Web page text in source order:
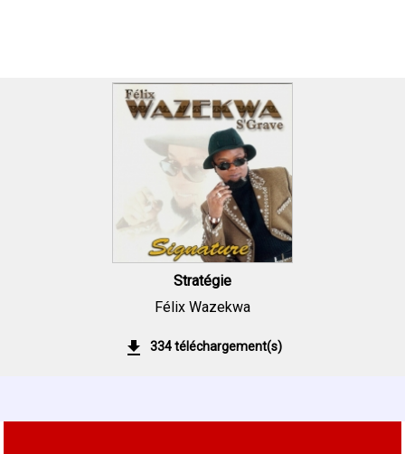
Stratégie
Félix Wazekwa
334 téléchargement(s)